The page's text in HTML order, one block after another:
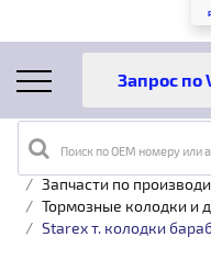
Поиск по OEM номеру или
Главная
Каталог
Запчасти по
Тормозные колодки и
Starex т. колодки